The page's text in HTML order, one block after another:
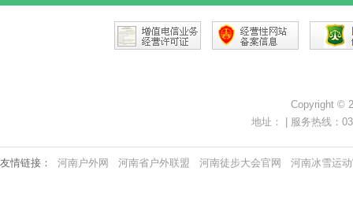
Copyright ©
地址： | 服务热线：
友情链接： 河南户外网 河南省户外联盟 河南徒步大会官网 河南冰雪运